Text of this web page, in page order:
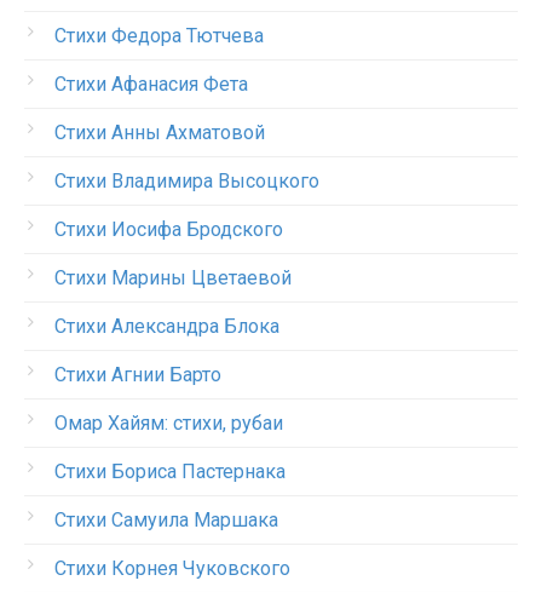
Стихи Федора Тютчева
Стихи Афанасия Фета
Стихи Анны Ахматовой
Стихи Владимира Высоцкого
Стихи Иосифа Бродского
Стихи Марины Цветаевой
Стихи Александра Блока
Стихи Агнии Барто
Омар Хайям: стихи, рубаи
Стихи Бориса Пастернака
Стихи Самуила Маршака
Стихи Корнея Чуковского